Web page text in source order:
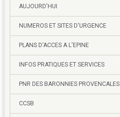
AUJOURD'HUI
NUMEROS ET SITES D'URGENCE
PLANS D'ACCES A L'EPINE
INFOS PRATIQUES ET SERVICES
PNR DES BARONNIES PROVENCALES
CCSB